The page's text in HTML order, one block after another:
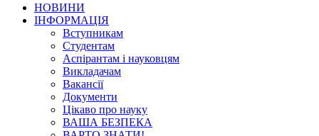
НОВИНИ
ІНФОРМАЦІЯ
Вступникам
Студентам
Аспірантам і науковцям
Викладачам
Вакансії
Документи
Цікаво про науку
ВАША БЕЗПЕКА